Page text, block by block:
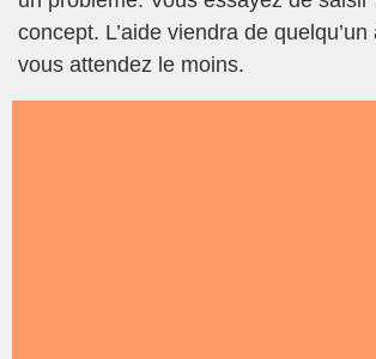
concept. L’aide viendra de
vous attendez le moins.